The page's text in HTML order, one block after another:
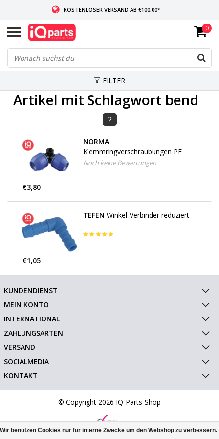
KOSTENLOSER VERSAND AB €100,00*
WENN AUF LAGER: VOR 14:00 UHR BESTELLT, VERSAND AM SELBEN TAG
WELTWEITE LIEFERUNG
0
FILTER
Artikel mit Schlagwort bend
2
NORMA
Klemmringverschraubungen PE
Noch keine Bewertungen
€3,80
TEFEN Winkel-Verbinder reduziert
€1,05
KUNDENDIENST
MEIN KONTO
INTERNATIONAL
ZAHLUNGSARTEN
VERSAND
SOCIALMEDIA
KONTAKT
© Copyright 2026 IQ-Parts-Shop
Wir benutzen Cookies nur für interne Zwecke um den Webshop zu